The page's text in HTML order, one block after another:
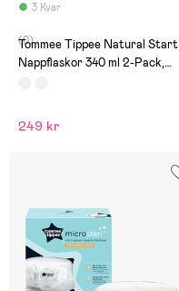
3 Kvar
(0)
Tommee Tippee Natural Start
Nappflaskor 340 ml 2-Pack,
249 kr